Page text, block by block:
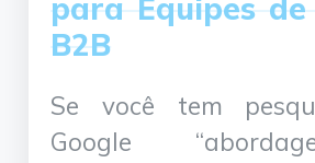
para Equipes de
B2B
Se você tem
Google